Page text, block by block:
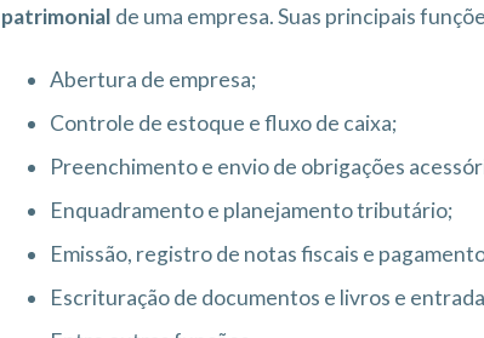
patrimonial de uma empresa. Suas principais
Abertura de empresa;
Controle de estoque e fluxo de caixa;
Preenchimento e envio de obrigações
Enquadramento e planejamento tributário;
Emissão, registro de notas fiscais e
Escrituração de documentos e livros e